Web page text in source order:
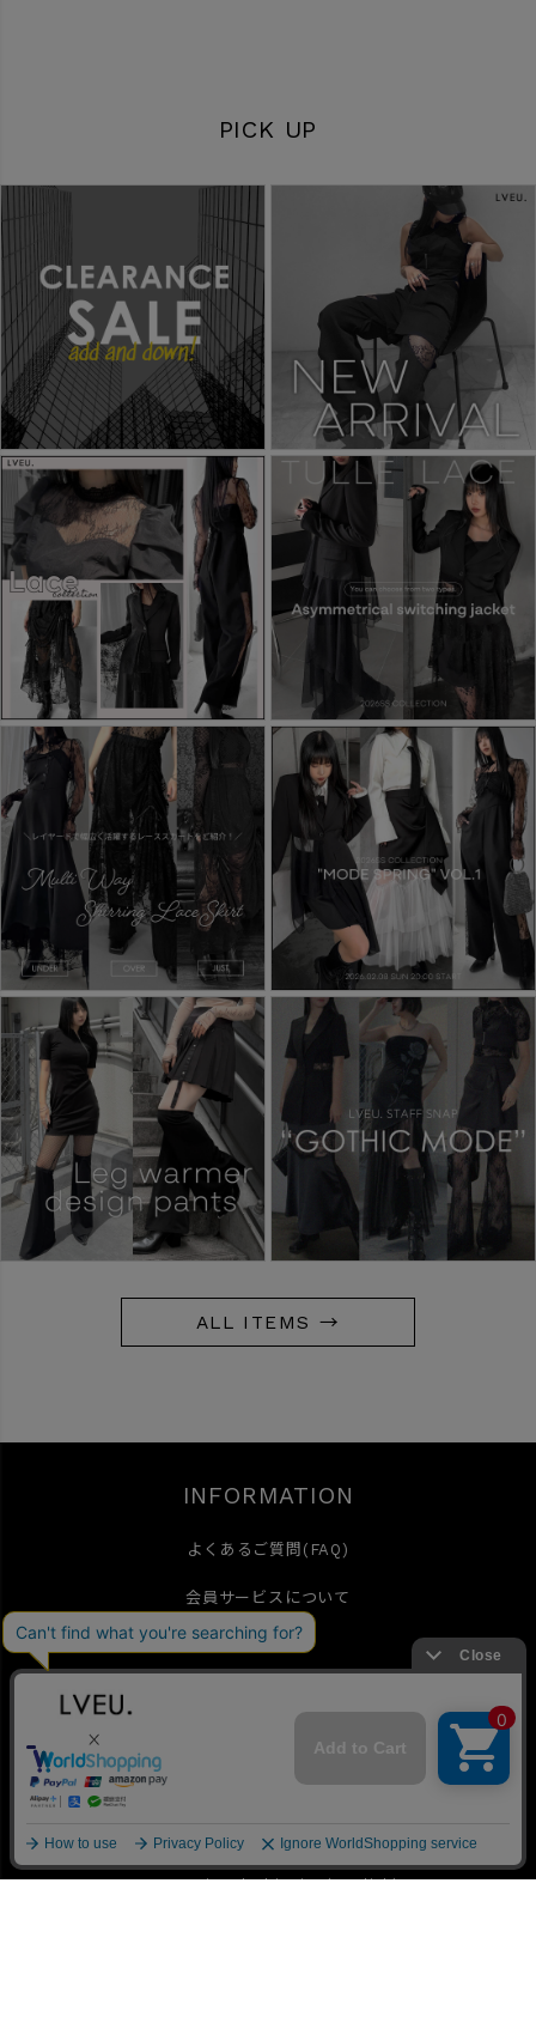
PICK UP
ALL ITEMS →
INFORMATION
よくあるご質問(FAQ)
会員サービスについて
ご利用ガイド
お問い合わせ
個人情報の取扱
メールマガジン
International Shipping(English)